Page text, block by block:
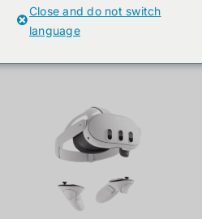
Close and do not switch
language